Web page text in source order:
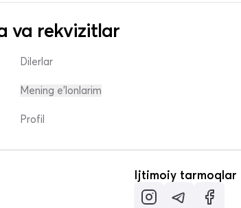
va rekvizitlar
Dilerlar
Mening e'lonlarim
Profil
Ijtimoiy tarmoqlar